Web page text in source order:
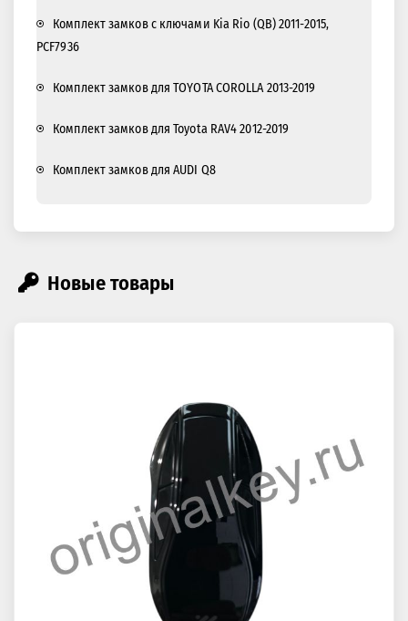
Комплект замков с ключами Kia Rio (QB) 2011-2015,
PCF7936
Комплект замков для TOYOTA COROLLA 2013-2019
Комплект замков для Toyota RAV4 2012-2019
Комплект замков для AUDI Q8
Новые товары